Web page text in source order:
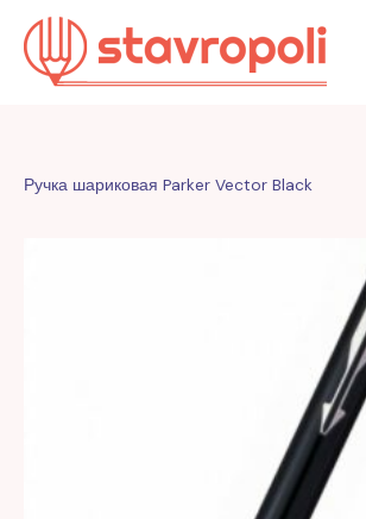
Перейти
содержимому
Ручка шариковая Parker Vector Black